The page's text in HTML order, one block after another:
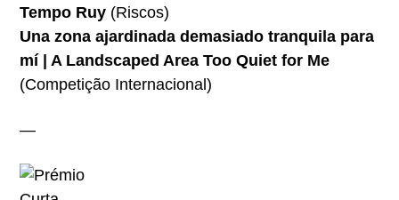
Tempo Ruy (Riscos)
Una zona ajardinada demasiado tranquila para
mí | A Landscaped Area Too Quiet for Me
(Competição Internacional)
—